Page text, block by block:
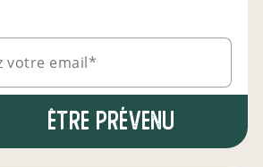
votre email*
Être prévenu